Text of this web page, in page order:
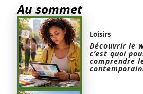
Au sommet
Loisirs
Découvrir le
c’est quoi
comprendre